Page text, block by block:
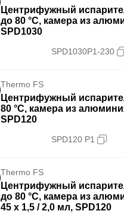
Центрифужный
до 80 °C, камера из
SPD1030
SPD1030P1-230
Thermo FS
Центрифужный
80 °C, камера из
SPD120
SPD120 P1
Thermo FS
Центрифужный
до 80 °C, камера из
45 х 1,5 / 2,0 мл, SPD120